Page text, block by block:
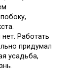
Работать
придумал
усадьба,